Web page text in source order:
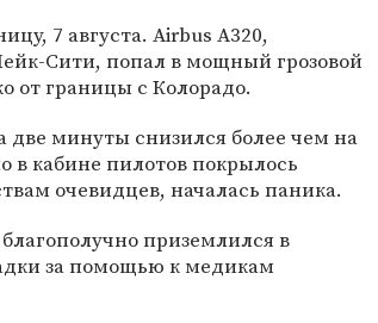
7 августа. Airbus A320,
Сити, попал в мощный грозовой
от границы с Колорадо.
две минуты снизился более чем на
в кабине пилотов покрылось
очевидцев, началась паника.
приземлился в
за помощью к медикам